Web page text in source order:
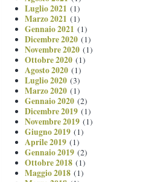
Luglio 2021 (1)
Marzo 2021 (1)
Gennaio 2021 (1)
Dicembre 2020 (1)
Novembre 2020 (1)
Ottobre 2020 (1)
Agosto 2020 (1)
Luglio 2020 (3)
Marzo 2020 (1)
Gennaio 2020 (2)
Dicembre 2019 (1)
Novembre 2019 (1)
Giugno 2019 (1)
Aprile 2019 (1)
Gennaio 2019 (2)
Ottobre 2018 (1)
Maggio 2018 (1)